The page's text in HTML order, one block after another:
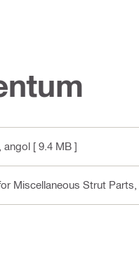
, angol [ 9.4 MB ]
Miscellaneous Strut Parts